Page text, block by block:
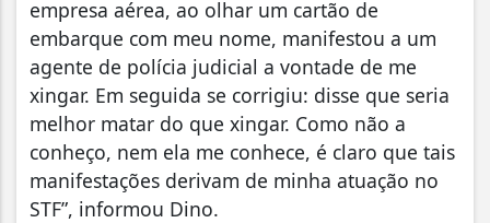
empresa aérea, ao olhar um cartão de
embarque com meu nome, manifestou a um
agente de polícia judicial a vontade de me
xingar. Em seguida se corrigiu: disse que seria
melhor matar do que xingar. Como não a
conheço, nem ela me conhece, é claro que tais
manifestações derivam de minha atuação no
STF”, informou Dino.